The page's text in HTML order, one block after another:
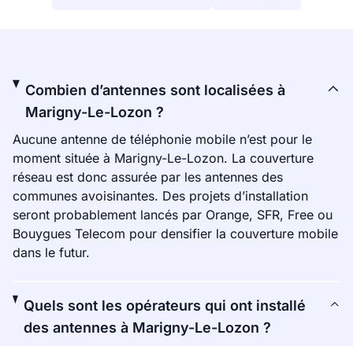
Combien d’antennes sont localisées à
Marigny-Le-Lozon ?
Aucune antenne de téléphonie mobile n’est pour le
moment située à Marigny-Le-Lozon. La couverture
réseau est donc assurée par les antennes des
communes avoisinantes. Des projets d’installation
seront probablement lancés par Orange, SFR, Free ou
Bouygues Telecom pour densifier la couverture mobile
dans le futur.
Quels sont les opérateurs qui ont installé
des antennes à Marigny-Le-Lozon ?